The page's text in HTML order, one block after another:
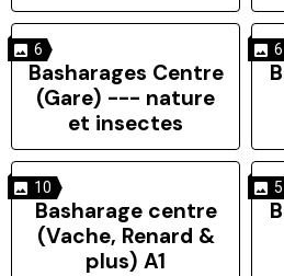
6
Basharages Centre
(Gare) --- nature
et insectes
6
10
Basharage centre
(Vache, Renard &
plus) A1
5